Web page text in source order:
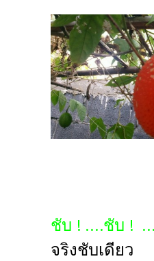
ชับ ! ....ชับ !
จริงชับเดียว